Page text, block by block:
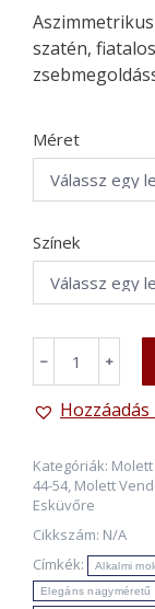
szatén,
Méret
Színek
Szatén
Plus
Koktélruha,
OLIVAZÖLD
mennyiség
﹣ ﹢
Kategóriák:
44-54, Molett
Esküvőre
Cikkszám: N/A
Címkék:
Alkalmi
Elegáns nagyméretű